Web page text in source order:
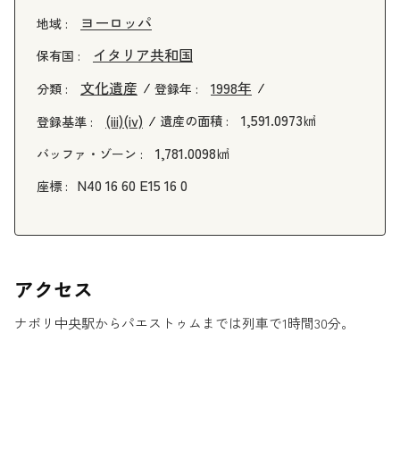
地域 : ヨーロッパ
保有国 : イタリア共和国
分類 : 文化遺産 登録年 : 1998年
登録基準 : (iii)(iv) 遺産の面積 : 1,591.0973㎢
バッファ・ゾーン : 1,781.0098㎢
座標 : N40 16 60 E15 16 0
アクセス
ナポリ中央駅からパエストゥムまでは列車で1時間30分。